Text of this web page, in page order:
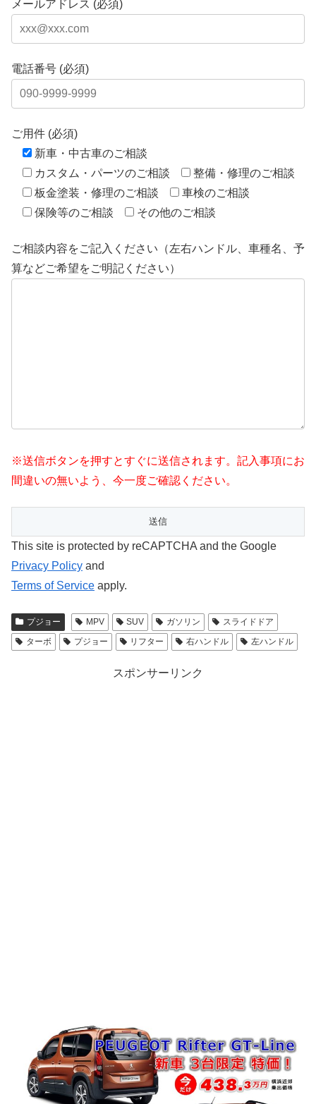
メールアドレス (必須)
電話番号 (必須)
ご用件 (必須)
新車・中古車のご相談
カスタム・パーツのご相談
整備・修理のご相談
板金塗装・修理のご相談
車検のご相談
保険等のご相談
その他のご相談
ご相談内容をご記入ください（左右ハンドル、車種名、予
算などご希望をご明記ください）
※送信ボタンを押すとすぐに送信されます。記入事項にお
間違いの無いよう、今一度ご確認ください。
This site is protected by reCAPTCHA and the Google
Privacy Policy and
Terms of Service apply.
プジョー MPV SUV ガソリン
スライドドア
ターボ
プジョー リフター 右ハンドル 左ハンドル
スポンサーリンク